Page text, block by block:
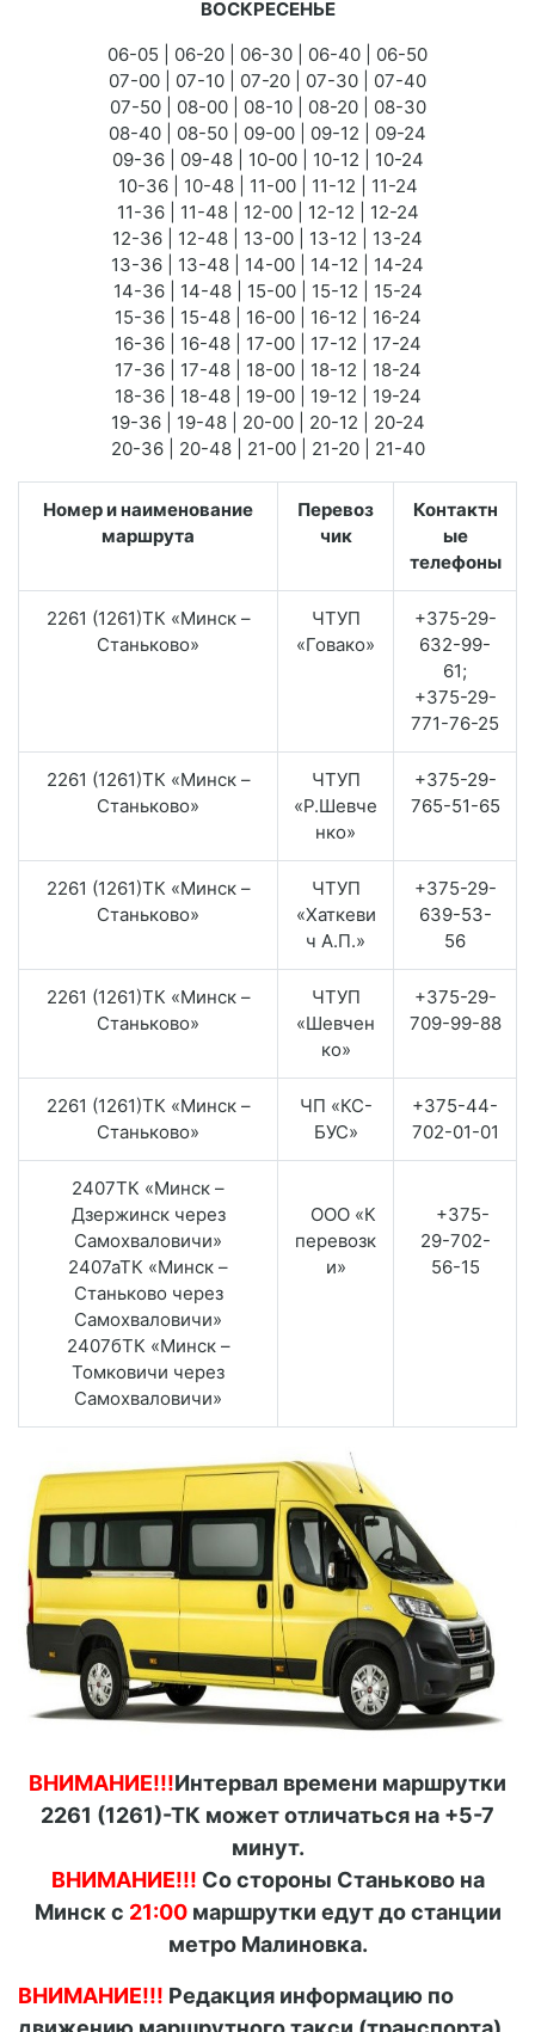
ВОСКРЕСЕНЬЕ
06-05 | 06-20 | 06-30 | 06-40 | 06-50
07-00 | 07-10 | 07-20 | 07-30 | 07-40
07-50 | 08-00 | 08-10 | 08-20 | 08-30
08-40 | 08-50 | 09-00 | 09-12 | 09-24
09-36 | 09-48 | 10-00 | 10-12 | 10-24
10-36 | 10-48 | 11-00 | 11-12 | 11-24
11-36 | 11-48 | 12-00 | 12-12 | 12-24
12-36 | 12-48 | 13-00 | 13-12 | 13-24
13-36 | 13-48 | 14-00 | 14-12 | 14-24
14-36 | 14-48 | 15-00 | 15-12 | 15-24
15-36 | 15-48 | 16-00 | 16-12 | 16-24
16-36 | 16-48 | 17-00 | 17-12 | 17-24
17-36 | 17-48 | 18-00 | 18-12 | 18-24
18-36 | 18-48 | 19-00 | 19-12 | 19-24
19-36 | 19-48 | 20-00 | 20-12 | 20-24
20-36 | 20-48 | 21-00 | 21-20 | 21-40
Номер и наименование
маршрута
Перевоз
чик
Контактн
ые
телефоны
2261 (1261)ТК «Минск –
Станьково»
ЧТУП
«Говако»
+375-29-
632-99-
61;
+375-29-
771-76-25
2261 (1261)ТК «Минск –
Станьково»
ЧТУП
«Р.Шевче
нко»
+375-29-
765-51-65
2261 (1261)ТК «Минск –
Станьково»
ЧТУП
«Хаткеви
ч А.П.»
+375-29-
639-53-
56
2261 (1261)ТК «Минск –
Станьково»
ЧТУП
«Шевчен
ко»
+375-29-
709-99-88
2261 (1261)ТК «Минск –
Станьково»
ЧП «КС-
БУС»
+375-44-
702-01-01
2407ТК «Минск –
Дзержинск через
Самохваловичи»
2407аТК «Минск –
Станьково через
Самохваловичи»
2407бТК «Минск –
Томковичи через
Самохваловичи»
ООО «К
перевозк
и»
+375-
29-702-
56-15
ВНИМАНИЕ!!!Интервал времени маршрутки
2261 (1261)-ТК может отличаться на +5-7
минут.
ВНИМАНИЕ!!! Со стороны Станьково на
Минск с 21:00маршрутки едут до станции
метро Малиновка.
ВНИМАНИЕ!!! Редакция информацию по